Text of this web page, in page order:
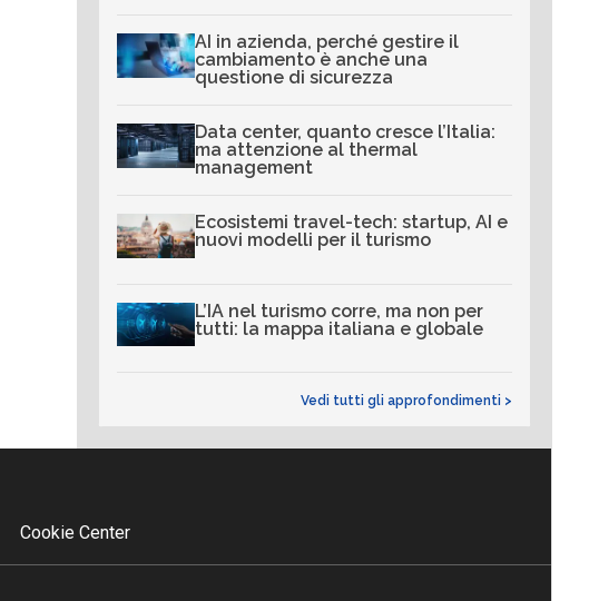
AI in azienda, perché gestire il
cambiamento è anche una
questione di sicurezza
Data center, quanto cresce l’Italia:
ma attenzione al thermal
management
Ecosistemi travel-tech: startup, AI e
nuovi modelli per il turismo
L’IA nel turismo corre, ma non per
tutti: la mappa italiana e globale
Vedi tutti gli approfondimenti >
Cookie Center